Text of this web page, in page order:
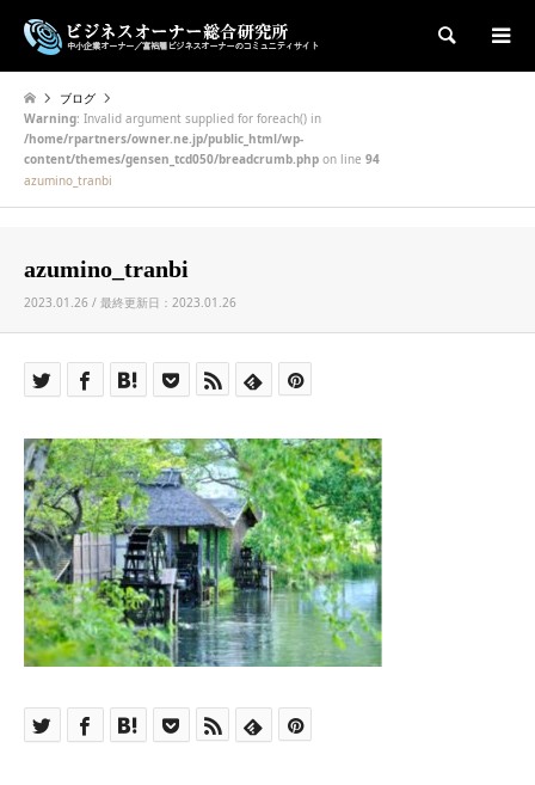
検索
ブログ
Warning: Invalid argument supplied for foreach() in
/home/rpartners/owner.ne.jp/public_html/wp-
content/themes/gensen_tcd050/breadcrumb.php on line 94
azumino_tranbi
azumino_tranbi
2023.01.26 / 最終更新日：2023.01.26